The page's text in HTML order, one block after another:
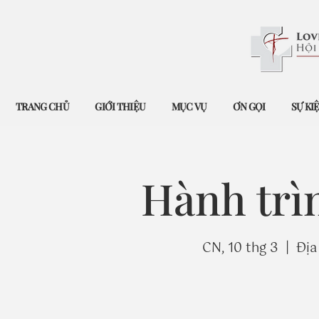
TRANG CHỦ GIỚI THIỆU MỤC VỤ ƠN GỌI SỰ
Hành
CN, 10 thg 3
  |